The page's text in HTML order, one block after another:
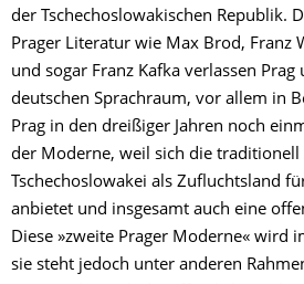
der Tschechoslowakischen Republik.
Prager Literatur wie Max Brod, Franz
und sogar Franz Kafka verlassen
deutschen Sprachraum, vor allem in
Prag in den dreißiger Jahren noch
der Moderne, weil sich die traditionell
Tschechoslowakei als Zufluchtsland
anbietet und insgesamt auch eine
Diese »zweite Prager Moderne« wird
sie steht jedoch unter anderen